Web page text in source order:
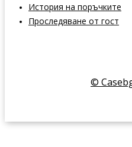
История на поръчките
Проследяване от гост
©